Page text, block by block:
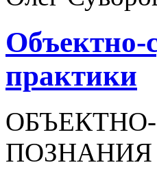
Объектно-
практики
ПОЗНАНИЯ